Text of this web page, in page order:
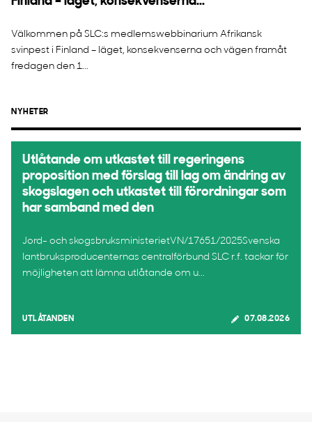
Välkommen på SLC:s medlemswebbinarium Afrikansk
svinpest i Finland – läget, konsekvenserna och vägen framåt
fredagen den 1...
NYHETER
Utlåtande om utkastet till regeringens
proposition med förslag till lag om ändring av
skogslagen och utkastet till förordningar som
har samband med den
Jord- och skogsbruksministerietVN/17651/2025Svenska
lantbruksproducenternas centralförbund SLC r.f. tackar för
möjligheten att lämna utlåtande om u...
UTLÅTANDEN 07.08.2026